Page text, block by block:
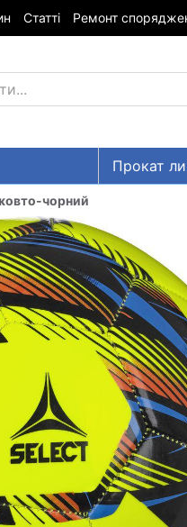
Статті Ремонт
Прокат
чорний